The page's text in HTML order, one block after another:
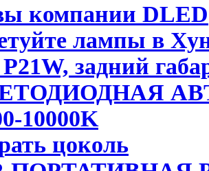
компании DLED
лампы в
задний
10000K
цоколь